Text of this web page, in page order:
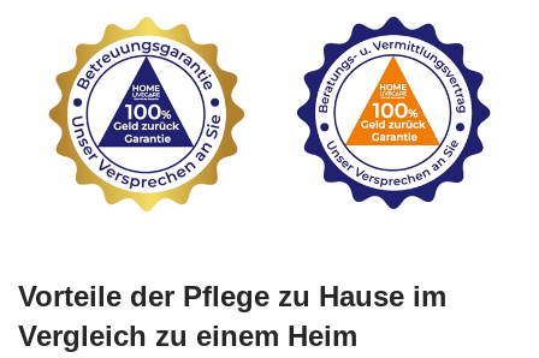
Vorteile der Pflege zu Hause im
Vergleich zu einem Heim